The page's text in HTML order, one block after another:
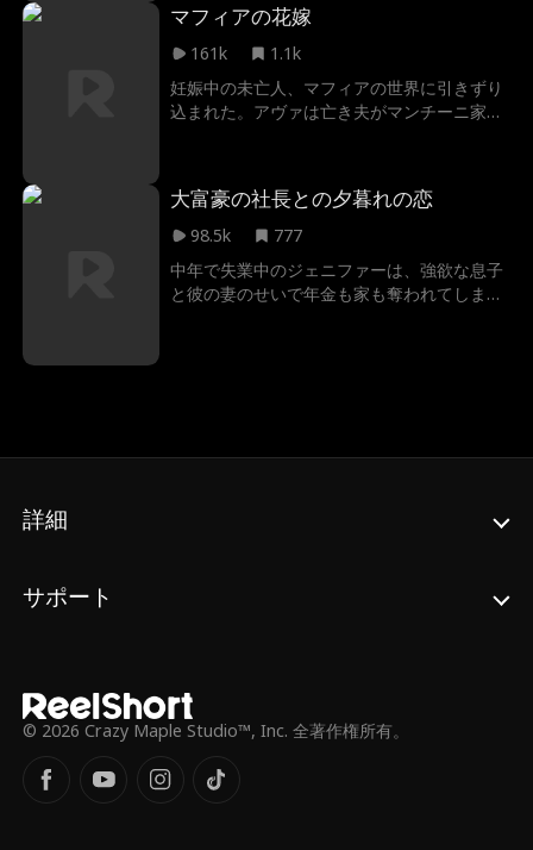
る悲劇。人を助けようとしても変えられない
運命に、関原は苦しむ。そんな中、彼の勤め
て訪れる、会社を巻き込む大爆発の予兆。 誰
にも信じてもらえず、孤独の中で真実に迫ろ
に、仲間のために、そして自分自身のため
に。 運命の歯車は今、静かに、だが確かに回
り始める。 あなたは、関原とともに“死の未
来”に抗う覚悟があるか。
マフィアの花嫁
161k
1.1k
妊娠中の未亡人、マフィアの世界に引きずり
込まれた。アヴァは亡き夫がマンチーニ家の
るルカは誓うが、触れるたびに、禁断の炎が
二人を包み込んでいる。これから、敵対組織
がす戦争の危機…ルカはいつまで我慢でき
る？ 彼女を得るため、ルカはあらゆるルール
大富豪の社長との夕暮れの恋
98.5k
777
中年で失業中のジェニファーは、強欲な息子
と彼の妻のせいで年金も家も奪われてしま
心を打たれたポールはプロポーズし、二人は
自分たちが裕福な家庭であることを秘密にす
ら彼女を守ろうとする。家族間の葛藤や感情
だ。ドラマチックな旅路は、心温まる再会と
癒しへと導いていく。
詳細
サポート
© 2026 Crazy Maple Studio™, Inc. 全著作権所有。